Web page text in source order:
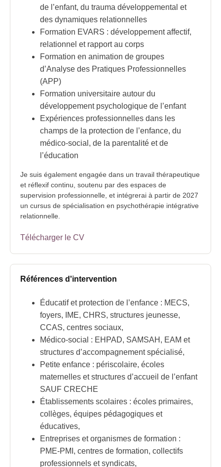
de l’enfant, du trauma développemental et
des dynamiques relationnelles
Formation EVARS : développement affectif,
relationnel et rapport au corps
Formation en animation de groupes
d’Analyse des Pratiques Professionnelles
(APP)
Formation universitaire autour du
développement psychologique de l’enfant
Expériences professionnelles dans les
champs de la protection de l’enfance, du
médico-social, de la parentalité et de
l’éducation
Je suis également engagée dans un travail thérapeutique
et réflexif continu, soutenu par des espaces de
supervision professionnelle, et intégrerai à partir de 2027
un cursus de spécialisation en psychothérapie intégrative
relationnelle.
Télécharger le CV
Références d'intervention
Éducatif et protection de l’enfance : MECS,
foyers, IME, CHRS, structures jeunesse,
CCAS, centres sociaux,
Médico-social : EHPAD, SAMSAH, EAM et
structures d’accompagnement spécialisé,
Petite enfance : périscolaire, écoles
maternelles et structures d’accueil de l’enfant
SAUF CRECHE
Établissements scolaires : écoles primaires,
collèges, équipes pédagogiques et
éducatives,
Entreprises et organismes de formation :
PME-PMI, centres de formation, collectifs
professionnels et syndicats,